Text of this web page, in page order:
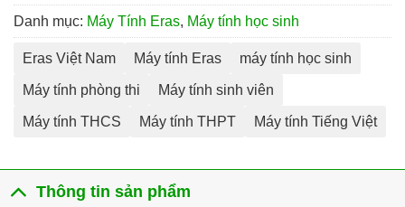
Danh mục: Máy Tính Eras, Máy tính học sinh
Eras Việt Nam Máy tính Eras máy tính học sinh
Máy tính phòng thi Máy tính sinh viên
Máy tính THCS Máy tính THPT Máy tính Tiếng Việt
Thông tin sản phẩm